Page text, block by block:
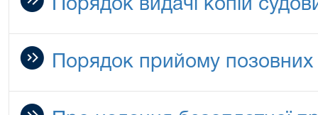
Порядок видачі копій
Порядок прийому позовних